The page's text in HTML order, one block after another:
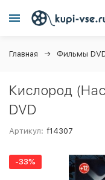
Главная Фильмы
Кислород
DVD
Артикул: f14307
-33%